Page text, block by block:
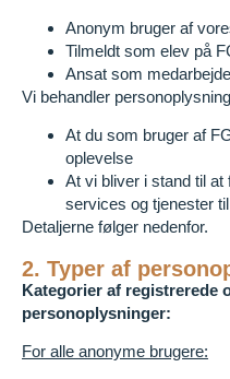
Anonym bruger af
Tilmeldt som elev på
Ansat som
Vi behandler
At du som bruger af
oplevelse
At vi bliver i stand til
services og tjenester
Detaljerne følger nedenfor.
2. Typer af
Kategorier af registrerede
personoplysninger:
For alle anonyme brugere: